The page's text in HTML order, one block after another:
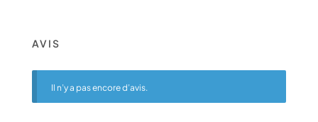
AVIS
Il n’y a pas encore d’avis.